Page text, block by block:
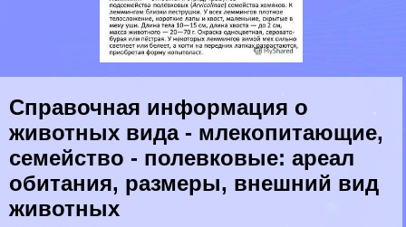
Справочная информация о
животных вида - млекопитающие,
семейство - полевковые: ареал
обитания, размеры, внешний вид
животных